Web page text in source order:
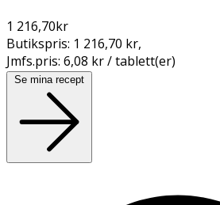
1 216,70kr
Butikspris: 1 216,70 kr,
Jmfs.pris: 6,08 kr / tablett(er)
Se mina recept